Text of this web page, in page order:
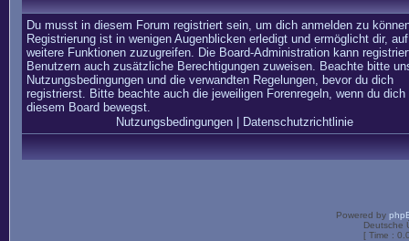
Du musst in diesem Forum registriert sein, um dich anmelden zu
Registrierung ist in wenigen Augenblicken erledigt und ermöglicht dir, auf
weitere Funktionen zuzugreifen. Die Board-Administration kann
Benutzern auch zusätzliche Berechtigungen zuweisen. Beachte bitte
Nutzungsbedingungen und die verwandten Regelungen, bevor du dich
registrierst. Bitte beachte auch die jeweiligen Forenregeln, wenn du dich
diesem Board bewegst.
Nutzungsbedingungen| Datenschutzrichtlinie
Powered by
Deutsche
[ Time :